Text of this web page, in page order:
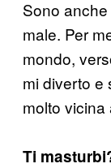
Sono
male. Per
mondo,
mi diverto e
molto vicina
Ti